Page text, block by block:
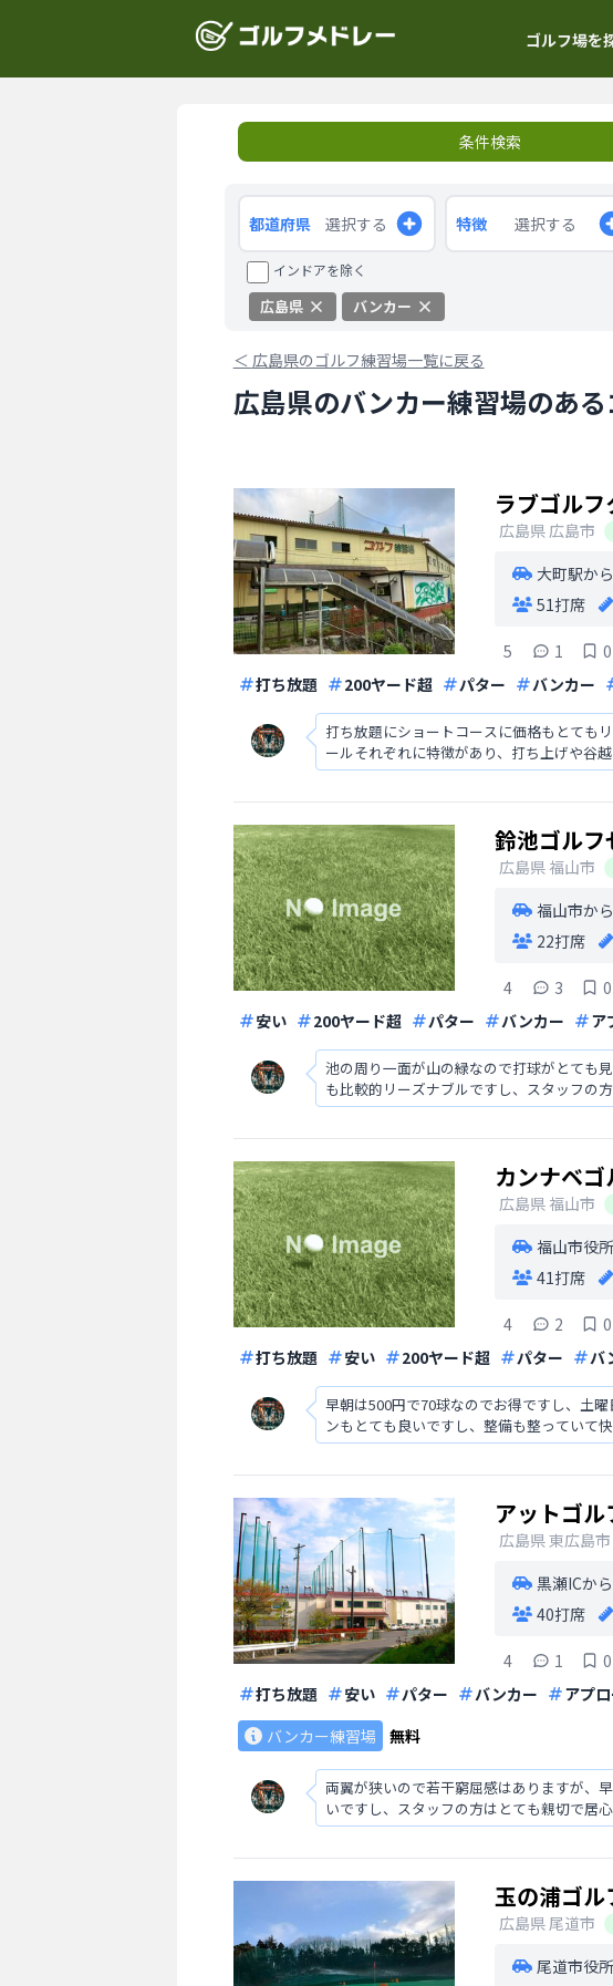
ゴルフ場を
条件検索
都道府県 選択する 特徴 選択する
インドアを除く
広島県 バンカー
＜ 広島県のゴルフ練習場一覧に戻る
広島県のバンカー練習場のあ
ラブゴル
広島県 広島市
大町駅か
51打席
5 1
0
打ち放題
200ヤード超 パター バンカー
打ち放題にショートコースに価格もとても
ールそれぞれに特徴があり、打ち上げや谷
も楽しめる環境があります。
鈴池ゴルフ
広島県 福山市
福山市か
22打席
4 3
0
安い
200ヤード超 パター バンカー ア
池の周り一面が山の緑なので打球がとても
も比較的リーズナブルですし、スタッフの
カンナベ
広島県 福山市
福山市役
41打席
4 2
0
打ち放題
安い 200ヤード超 パター バ
早朝は500円で70球なのでお得ですし、土
ンもとても良いですし、整備も整っていて
も自動なので便利です。
アットゴ
広島県東広島市
黒瀬ICか
40打席
4 1
0
打ち放題
安い パター バンカー アプ
バンカー練習場
無料
両翼が狭いので若干窮屈感はありますが、
いですし、スタッフの方はとても親切で居
玉の浦ゴル
広島県尾道市
尾道市役